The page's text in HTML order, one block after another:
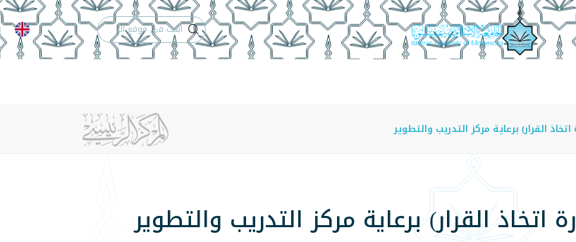
الدعم الفنيالتقويم الجامعي
القرار) برعاية مركز التدريب والتطوير
القرار) برعاية مركز التدريب والتطوير